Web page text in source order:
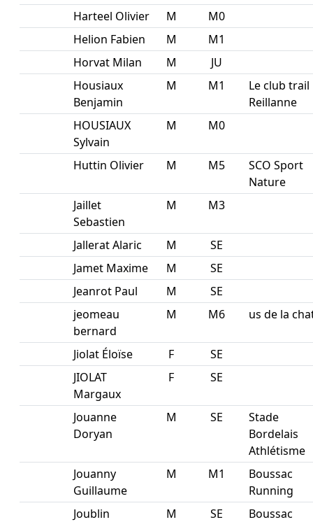
Harteel Olivier
M
M0
Helion Fabien
M
M1
Horvat Milan
M
JU
Housiaux
Benjamin
M M1
Le club trail
Reillanne
HOUSIAUX
Sylvain
M M0
Huttin Olivier M M5
SCO Sport
Nature
Jaillet
Sebastien
M M3
Jallerat Alaric M
SE
Jamet Maxime
M
SE
Jeanrot Paul
M
SE
jeomeau
bernard
M M6 us de la
Jiolat Éloïse F
SE
JIOLAT
Margaux
F SE
Jouanne
Doryan
M SE
Stade
Bordelais
Athlétisme
Jouanny
Guillaume
M M1
Boussac
Running
Joublin
M SE
Boussac